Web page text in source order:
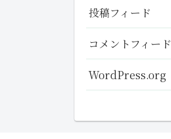
投稿フィード
コメントフィード
WordPress.org